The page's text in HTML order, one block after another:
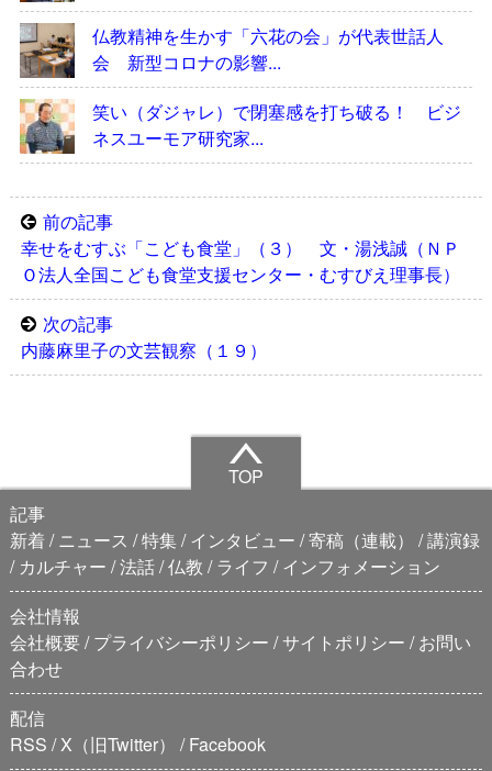
仏教精神を生かす「六花の会」が代表世話人
会 新型コロナの影響...
笑い（ダジャレ）で閉塞感を打ち破る！ ビジ
ネスユーモア研究家...
前の記事
幸せをむすぶ「こども食堂」（３） 文・湯浅誠（ＮＰ
Ｏ法人全国こども食堂支援センター・むすびえ理事長）
次の記事
内藤麻里子の文芸観察（１９）
TOP
記事
新着
ニュース 特集 インタビュー 寄稿（連載）
講演録
カルチャー 法話 仏教 ライフ
インフォメーション
会社情報
会社概要 プライバシーポリシー サイトポリシー
お問い
合わせ
配信
RSS
X（旧Twitter） Facebook